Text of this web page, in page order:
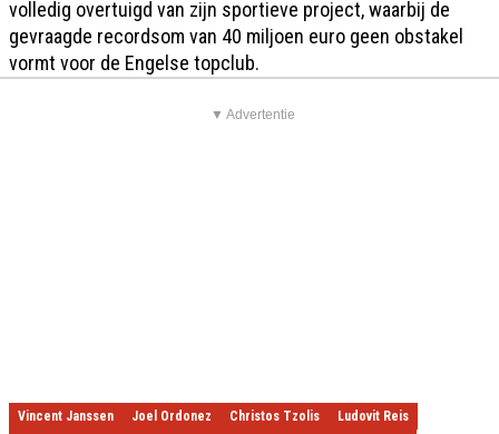
volledig overtuigd van zijn sportieve project, waarbij de
gevraagde recordsom van 40 miljoen euro geen obstakel
vormt voor de Engelse topclub.
▼ Advertentie
Vincent Janssen Joel Ordonez Christos Tzolis
Ludovit Reis